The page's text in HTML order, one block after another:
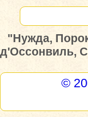
"Нужда,
д'Оссонвиль,
©